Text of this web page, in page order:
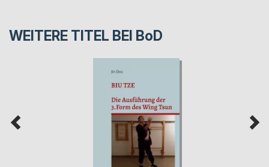
WEITERE TITEL BEI BoD